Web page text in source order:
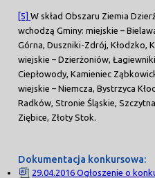
[5]W skład Obszaru Ziemia
wchodzą Gminy: miejskie –
Górna, Duszniki-Zdrój, Kłodzko,
wiejskie – Dzierżoniów,
Ciepłowody, Kamieniec
wiejskie – Niemcza, Bystrzyca
Radków, Stronie Śląskie,
Ziębice, Złoty Stok.
Dokumentacja konkursowa:
29.04.2016 Ogłoszenie o